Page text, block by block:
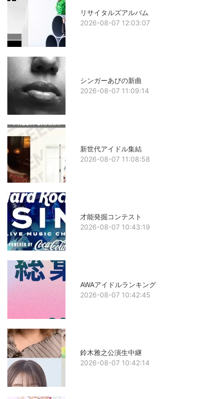
リサイタルズアルバム
2026-08-07 12:03:07
シンガーあびの新曲
2026-08-07 11:09:14
新世代アイドル集結
2026-08-07 11:08:58
才能発掘コンテスト
2026-08-07 10:43:19
AWAアイドルランキング
2026-08-07 10:42:45
鈴木雅之公演生中継
2026-08-07 10:42:14